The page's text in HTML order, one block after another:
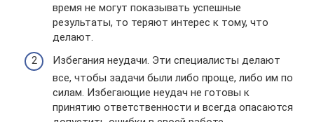
время не могут показывать успешные
результаты, то теряют интерес к тому, что
делают.
Избегания неудачи. Эти специалисты делают
все, чтобы задачи были либо проще, либо им по
силам. Избегающие неудач не готовы к
принятию ответственности и всегда опасаются